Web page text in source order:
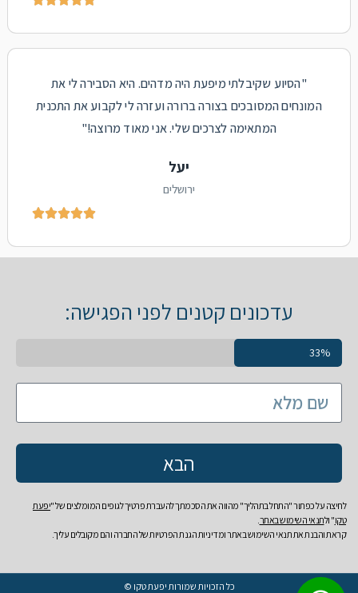
"הסיוע שקיבלתי מיפעת היה מדהים. היא הסבירה לי את
המונחים המסובכים בצורה ברורה ועזרה לי לקבוע את התכנית
המתאימה לצרכים שלי. אני מאוד מרוצה!"
יעל
ירושלים





עדכונים קטנים לפני הפגישה:
33%
הבא
לחיצה על כפתור "התחל בתהליך" מהווה את הסכמתך להעברת פרטיך לגופים המומלצים של "יפעת
טקו" ולתנאי השימוש באתר.
קראת והבנת אתתנאי השימושבאתרומדיניות הגנת הפרטיות של החברה והם מקובלים עליך.
כל הזכויות שמורות יפעת טקו ©